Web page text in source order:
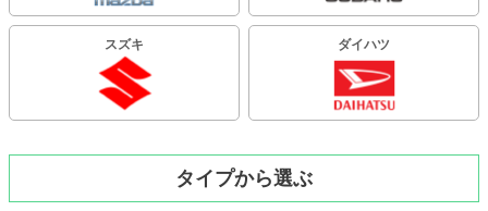
スズキ ダイハツ
タイプから選ぶ